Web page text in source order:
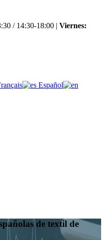
/ 14:30-18:00 | Viernes:
Español
de textil de